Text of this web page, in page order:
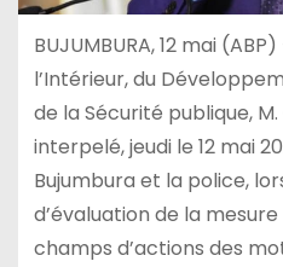
BUJUMBURA, 12 mai
l’Intérieur, du
de la Sécurité publique,
interpelé, jeudi le 12 mai
Bujumbura et la police,
d’évaluation de la
champs d’actions des